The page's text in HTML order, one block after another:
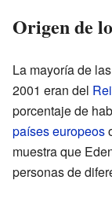
Origen de
La mayoría de
2001 eran del
porcentaje de
países europeos
muestra que
personas de